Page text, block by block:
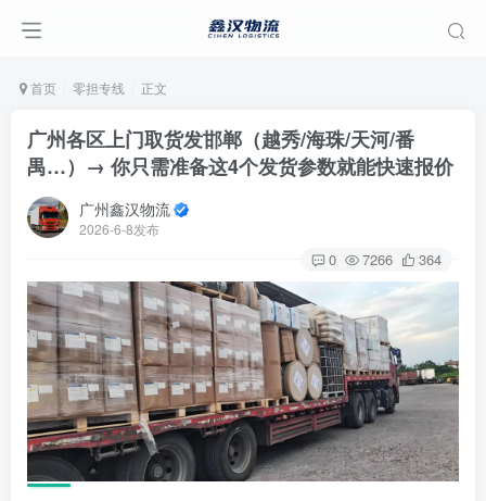
首页 零担专线 正文
广州各区上门取货发邯郸（越秀/海珠/天河/番
禺…）→ 你只需准备这4个发货参数就能快速报价
广州鑫汉物流
2026-6-8发布
0 7266 364